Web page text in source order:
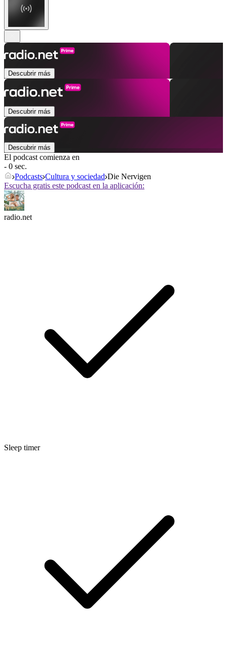
Descubrir más
Descubrir más
Descubrir más
El podcast comienza en
- 0 sec.
Podcasts Cultura y sociedad Die Nervigen
Escucha gratis este podcast en la aplicación:
radio.net
Sleep timer